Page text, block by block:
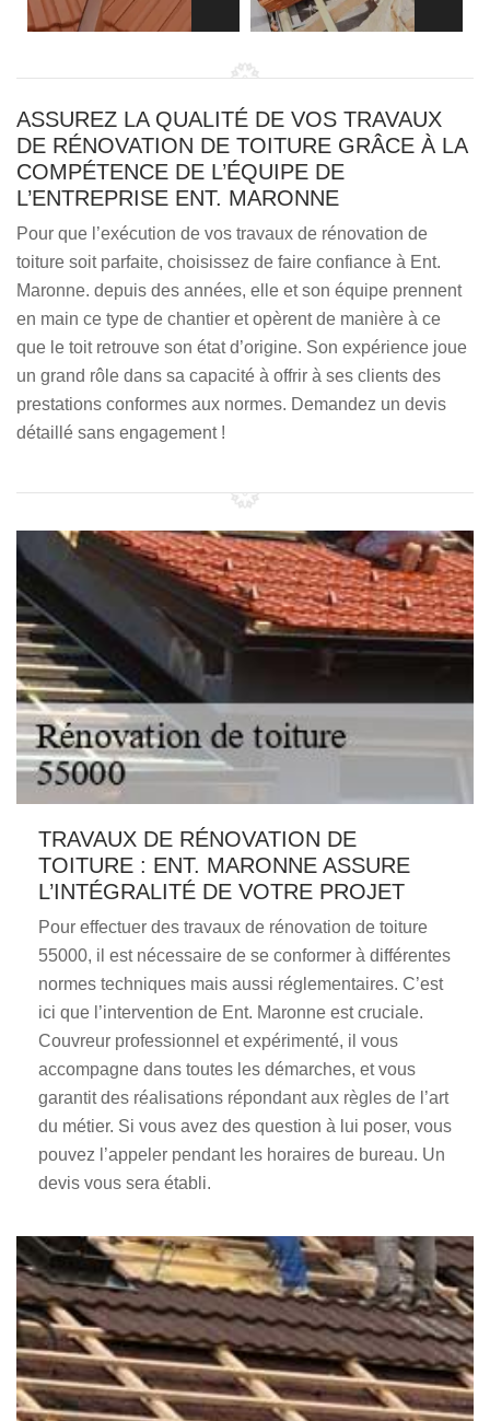
ASSUREZ LA QUALITÉ DE VOS TRAVAUX
DE RÉNOVATION DE TOITURE GRÂCE À LA
COMPÉTENCE DE L’ÉQUIPE DE
L’ENTREPRISE ENT. MARONNE
Pour que l’exécution de vos travaux de rénovation de
toiture soit parfaite, choisissez de faire confiance à Ent.
Maronne. depuis des années, elle et son équipe prennent
en main ce type de chantier et opèrent de manière à ce
que le toit retrouve son état d’origine. Son expérience joue
un grand rôle dans sa capacité à offrir à ses clients des
prestations conformes aux normes. Demandez un devis
détaillé sans engagement !
TRAVAUX DE RÉNOVATION DE
TOITURE : ENT. MARONNE ASSURE
L’INTÉGRALITÉ DE VOTRE PROJET
Pour effectuer des travaux de rénovation de toiture
55000, il est nécessaire de se conformer à différentes
normes techniques mais aussi réglementaires. C’est
ici que l’intervention de Ent. Maronne est cruciale.
Couvreur professionnel et expérimenté, il vous
accompagne dans toutes les démarches, et vous
garantit des réalisations répondant aux règles de l’art
du métier. Si vous avez des question à lui poser, vous
pouvez l’appeler pendant les horaires de bureau. Un
devis vous sera établi.